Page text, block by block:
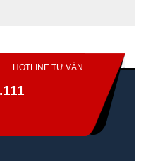
HOTLINE TƯ VẤN